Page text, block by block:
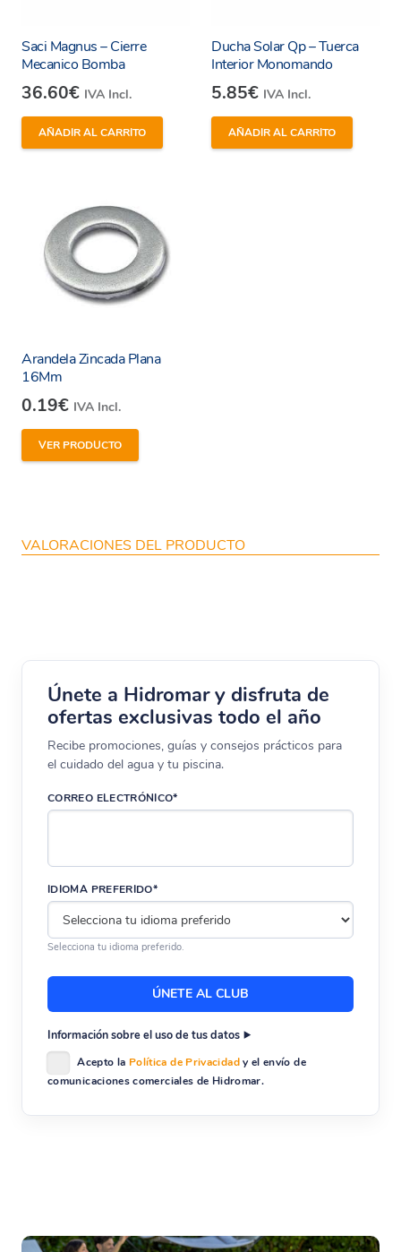
Saci Magnus – Cierre
Mecanico Bomba
36.60€ IVA Incl.
AÑADIR AL CARRITO
Ducha Solar Qp – Tuerca
Interior Monomando
5.85€ IVA Incl.
AÑADIR AL CARRITO
Arandela Zincada Plana
16Mm
0.19€ IVA Incl.
VER PRODUCTO
VALORACIONES DEL PRODUCTO
Únete a Hidromar y disfruta de
ofertas exclusivas todo el año
Recibe promociones, guías y consejos prácticos para
el cuidado del agua y tu piscina.
CORREO ELECTRÓNICO*
IDIOMA PREFERIDO*
Selecciona tu idioma preferido.
Información sobre el uso de tus datos
Acepto la Política de Privacidady el envío de
comunicaciones comerciales de Hidromar.